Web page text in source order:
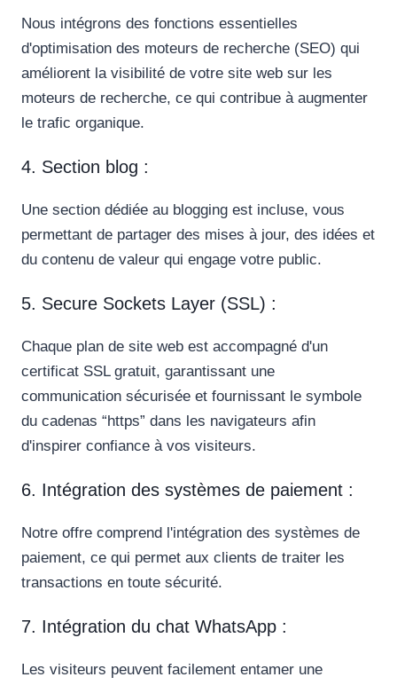
Nous intégrons des fonctions essentielles
d'optimisation des moteurs de recherche (SEO) qui
améliorent la visibilité de votre site web sur les
moteurs de recherche, ce qui contribue à augmenter
le trafic organique.
4. Section blog :
Une section dédiée au blogging est incluse, vous
permettant de partager des mises à jour, des idées et
du contenu de valeur qui engage votre public.
5. Secure Sockets Layer (SSL) :
Chaque plan de site web est accompagné d'un
certificat SSL gratuit, garantissant une
communication sécurisée et fournissant le symbole
du cadenas “https” dans les navigateurs afin
d'inspirer confiance à vos visiteurs.
6. Intégration des systèmes de paiement :
Notre offre comprend l'intégration des systèmes de
paiement, ce qui permet aux clients de traiter les
transactions en toute sécurité.
7. Intégration du chat WhatsApp :
Les visiteurs peuvent facilement entamer une